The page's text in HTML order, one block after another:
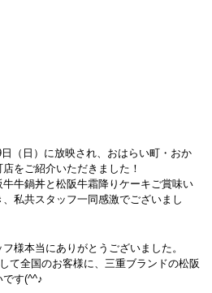
（日）に放映され、おはらい町・おか
をご紹介いただきました！
牛鍋丼と松阪牛霜降りケーキご賞味い
、私共スタッフ一同感激でございまし
様本当にありがとうございました。
て全国のお客様に、三重ブランドの松阪
す(^^♪